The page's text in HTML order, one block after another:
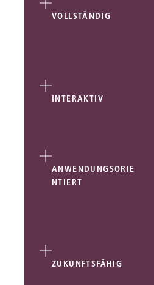
VOLLSTÄNDIG
INTERAKTIV
ANWENDUNGSORIE
NTIERT
ZUKUNFTSFÄHIG